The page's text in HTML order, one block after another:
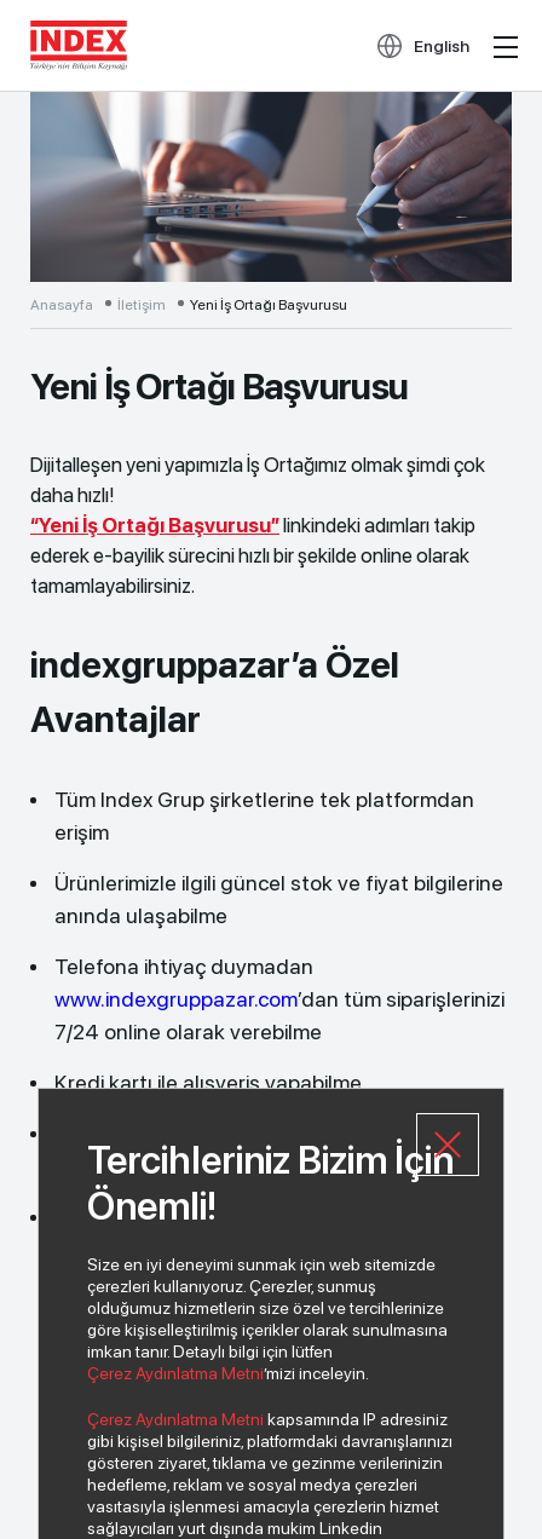
English
Anasayfa İletişim Yeni İş Ortağı Başvurusu
Yeni İş Ortağı Başvurusu
Dijitalleşen yeni yapımızla İş Ortağımız olmak şimdi çok
daha hızlı!
“Yeni İş Ortağı Başvurusu”linkindeki adımları takip
ederek e-bayilik sürecini hızlı bir şekilde online olarak
tamamlayabilirsiniz.
indexgruppazar’a Özel
Avantajlar
Tüm Index Grup şirketlerine tek platformdan
erişim
Ürünlerimizle ilgili güncel stok ve fiyat bilgilerine
anında ulaşabilme
Telefona ihtiyaç duymadan
www.indexgruppazar.com’dan tüm siparişlerinizi
7/24 online olarak verebilme
Kredi kartı ile alışveriş yapabilme
Siparişlerinizin durumunu, finansal ve teknik
servis işlemlerinizi anlık olarak takip edebilme
Tüm fırsat ve avantajlı kampanyalarımızdan
Tercihleriniz Bizim İçin
Önemli!
Size en iyi deneyimi sunmak için web sitemizde
çerezleri kullanıyoruz. Çerezler, sunmuş
olduğumuz hizmetlerin size özel ve tercihlerinize
göre kişiselleştirilmiş içerikler olarak sunulmasına
imkan tanır. Detaylı bilgi için lütfen
Çerez Aydınlatma Metni’mizi inceleyin.
Çerez Aydınlatma Metni kapsamında IP adresiniz
gibi kişisel bilgileriniz, platformdaki davranışlarınızı
gösteren ziyaret, tıklama ve gezinme verilerinizin
hedefleme, reklam ve sosyal medya çerezleri
vasıtasıyla işlenmesi amacıyla çerezlerin hizmet
sağlayıcıları yurt dışında mukim Linkedin